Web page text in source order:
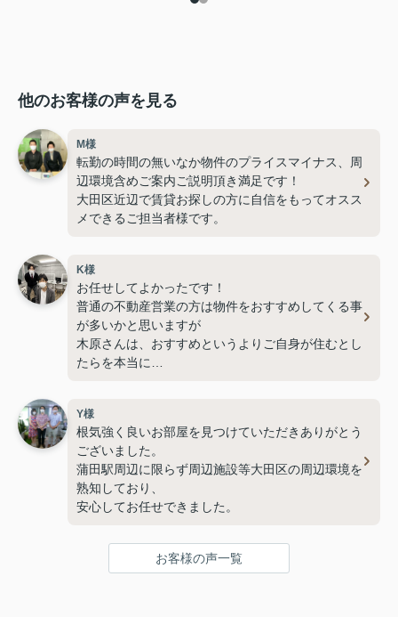
他のお客様の声を見る
M様
転勤の時間の無いなか物件のプライスマイナス、周
辺環境含めご案内ご説明頂き満足です！
大田区近辺で賃貸お探しの方に自信をもってオスス
メできるご担当者様です。
K様
お任せしてよかったです！
普通の不動産営業の方は物件をおすすめしてくる事
が多いかと思いますが
木原さんは、おすすめというよりご自身が住むとし
たらを本当に
る際の部分までを含め
ご説明ご案内いただき納得して契約させていただき
ました。
蒲田駅周辺、大田区近辺の部屋探しをする知人がお
りましたら是非自信をもって
ご紹介させていただきます。
Y様
根気強く良いお部屋を見つけていただきありがとう
ございました。
蒲田駅周辺に限らず周辺施設等大田区の周辺環境を
熟知しており、
安心してお任せできました。
お客様の声一覧